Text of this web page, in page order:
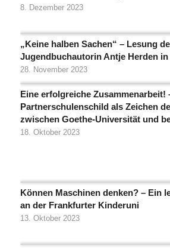
8. Dezember 2023
„Keine halben Sachen“ – Lesung
Jugendbuchautorin Antje Herden
28. November 2023
Eine erfolgreiche Zusammenarbeit!
Partnerschulenschild als Zeichen
zwischen Goethe-Universität und
18. Oktober 2023
Können Maschinen denken? – Ein
an der Frankfurter Kinderuni
13. Oktober 2023